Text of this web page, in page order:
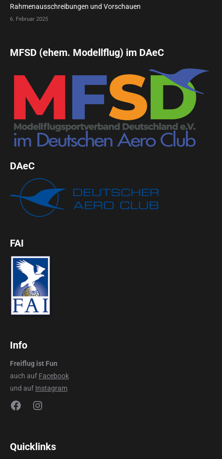
Rahmenausschreibungen und Vorschauen
6. Februar 2025
MFSD (ehem. Modellflug) im DAeC
DAeC
FAI
Info
Freiflug ist Fun
auch auf Facebook
und auf Instagram
FacebookInstagram
Quicklinks